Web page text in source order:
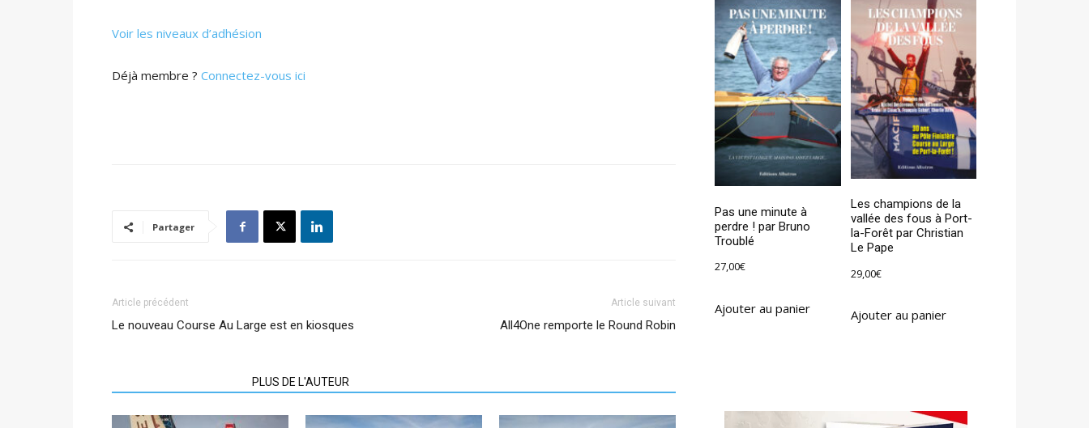
Voir les niveaux d’adhésion
Déjà membre ? Connectez-vous ici
Partager
Article précédent
Le nouveau Course Au Large est en kiosques
Article suivant
All4One remporte le Round Robin
PLUS DE L'AUTEUR
Pas une minute à
perdre ! par Bruno
Troublé
27,00€
Ajouter au panier
Les champions de la
vallée des fous à Port-
la-Forêt par Christian
Le Pape
29,00€
Ajouter au panier